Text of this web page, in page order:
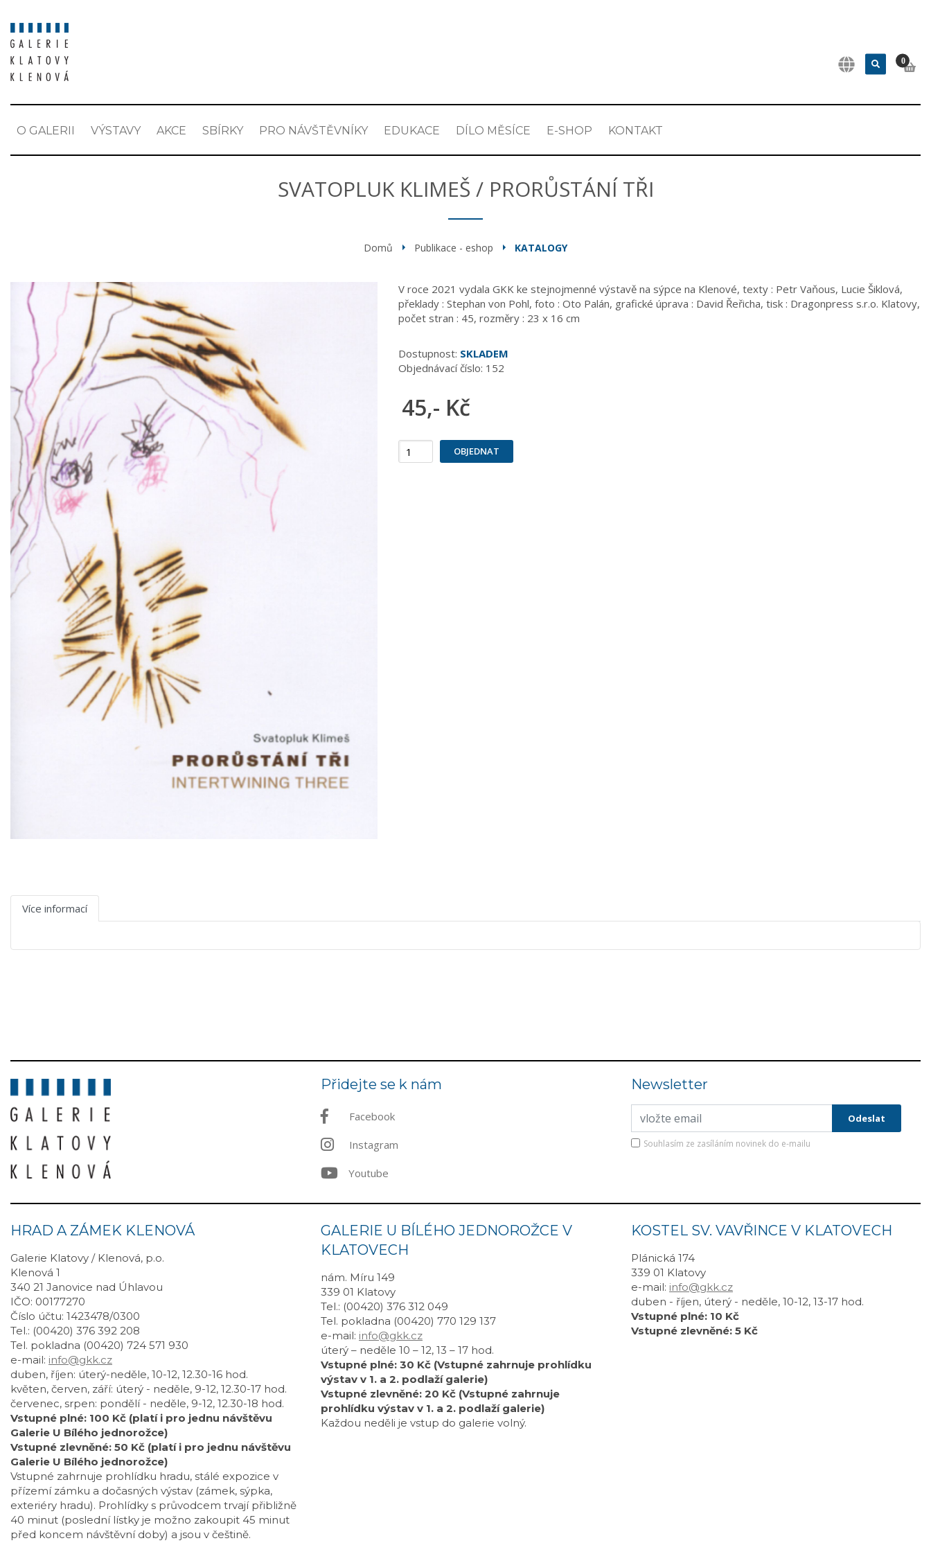
0
O GALERII VÝSTAVY AKCE SBÍRKY PRO NÁVŠTĚVNÍKY EDUKACE DÍLO MĚSÍCE E-SHOP KONTAKT
SVATOPLUK KLIMEŠ / PRORŮSTÁNÍ TŘI
Domů Publikace - eshop KATALOGY
V roce 2021 vydala GKK ke stejnojmenné výstavě na sýpce na Klenové, texty : Petr Vaňous, Lucie Šiklová,
překlady : Stephan von Pohl, foto : Oto Palán, grafické úprava : David Řeřicha, tisk : Dragonpress s.r.o. Klatovy,
počet stran : 45, rozměry : 23 x 16 cm
Dostupnost: SKLADEM
Objednávací číslo: 152
45,- Kč
OBJEDNAT
Více informací
Přidejte se k nám
Facebook
Instagram
Youtube
Newsletter
Souhlasím ze zasíláním novinek do e-mailu
HRAD A ZÁMEK KLENOVÁ
Galerie Klatovy / Klenová, p.o.
Klenová 1
340 21 Janovice nad Úhlavou
IČO: 00177270
Číslo účtu: 1423478/0300
Tel.: (00420) 376 392 208
Tel. pokladna (00420) 724 571 930
e-mail: info@gkk.cz
duben, říjen: úterý-neděle, 10-12, 12.30-16 hod.
květen, červen, září: úterý - neděle, 9-12, 12.30-17 hod.
červenec, srpen: pondělí - neděle, 9-12, 12.30-18 hod.
Vstupné plné: 100 Kč (platí i pro jednu návštěvu
Galerie U Bílého jednorožce)
Vstupné zlevněné: 50 Kč (platí i pro jednu návštěvu
Galerie U Bílého jednorožce)
Vstupné zahrnuje prohlídku hradu, stálé expozice v
přízemí zámku a dočasných výstav (zámek, sýpka,
exteriéry hradu). Prohlídky s průvodcem trvají přibližně
40 minut (poslední lístky je možno zakoupit 45 minut
před koncem návštěvní doby) a jsou v češtině.
GALERIE U BÍLÉHO JEDNOROŽCE V
KLATOVECH
nám. Míru 149
339 01 Klatovy
Tel.: (00420) 376 312 049
Tel. pokladna (00420) 770 129 137
e-mail: info@gkk.cz
úterý – neděle 10 – 12, 13 – 17 hod.
Vstupné plné: 30 Kč (Vstupné zahrnuje prohlídku
výstav v 1. a 2. podlaží galerie)
Vstupné zlevněné: 20 Kč (Vstupné zahrnuje
prohlídku výstav v 1. a 2. podlaží galerie)
Každou neděli je vstup do galerie volný.
KOSTEL SV. VAVŘINCE V KLATOVECH
Plánická 174
339 01 Klatovy
e-mail: info@gkk.cz
duben - říjen, úterý - neděle, 10-12, 13-17 hod.
Vstupné plné: 10 Kč
Vstupné zlevněné: 5 Kč